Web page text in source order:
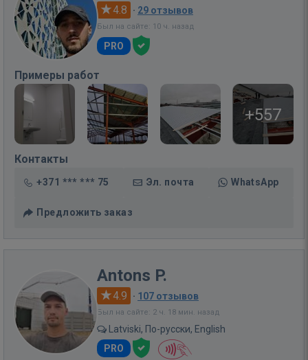
4.8 · 29 отзывов
Был на сайте: 10 ч. назад
PRO
Примеры работ
+557
Контакты
+371 *** *** 75 Эл. почта WhatsApp
Предложить заказ
Antons P.
4.9 · 107 отзывов
Был на сайте: 2 ч. 18 мин. назад
Latviski, По-русски, English
PRO